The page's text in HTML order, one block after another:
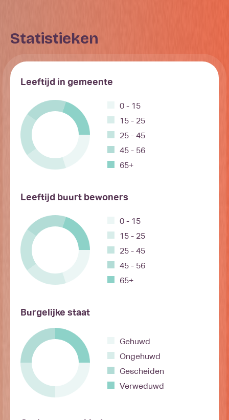
Statistieken
Leeftijd in gemeente
0 - 15
15 - 25
25 - 45
45 - 56
65+
Leeftijd buurt bewoners
0 - 15
15 - 25
25 - 45
45 - 56
65+
Burgelijke staat
Gehuwd
Ongehuwd
Gescheiden
Verweduwd